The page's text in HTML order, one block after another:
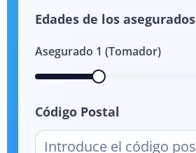
Edades de los asegurados
Asegurado 1 (Tomador)
Código Postal